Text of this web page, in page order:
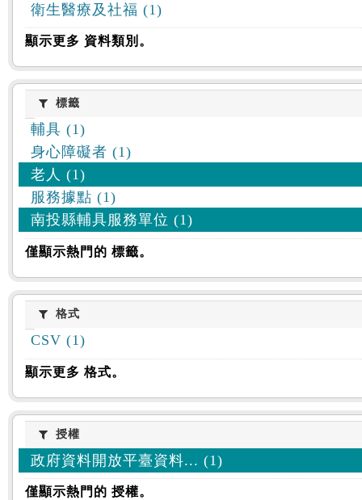
衛生醫療及社福 (1)
顯示更多 資料類別。
標籤標籤
輔具 (1)
身心障礙者 (1)
老人 (1)
服務據點 (1)
南投縣輔具服務單位 (1)
僅顯示熱門的 標籤。
格式格式
CSV (1)
顯示更多 格式。
授權授權
政府資料開放平臺資料... (1)
僅顯示熱門的 授權。